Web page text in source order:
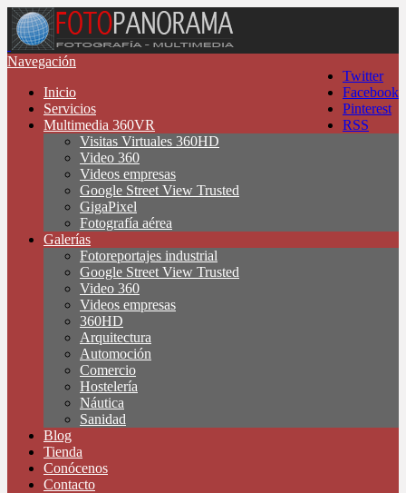
Twitter
Facebook
Pinterest
RSS
Navegación
Inicio
Servicios
Multimedia 360VR
Visitas Virtuales 360HD
Video 360
Videos empresas
Google Street View Trusted
GigaPixel
Fotografía aérea
Galerías
Fotoreportajes industrial
Google Street View Trusted
Video 360
Videos empresas
360HD
Arquitectura
Automoción
Comercio
Hostelería
Náutica
Sanidad
Blog
Tienda
Conócenos
Contacto